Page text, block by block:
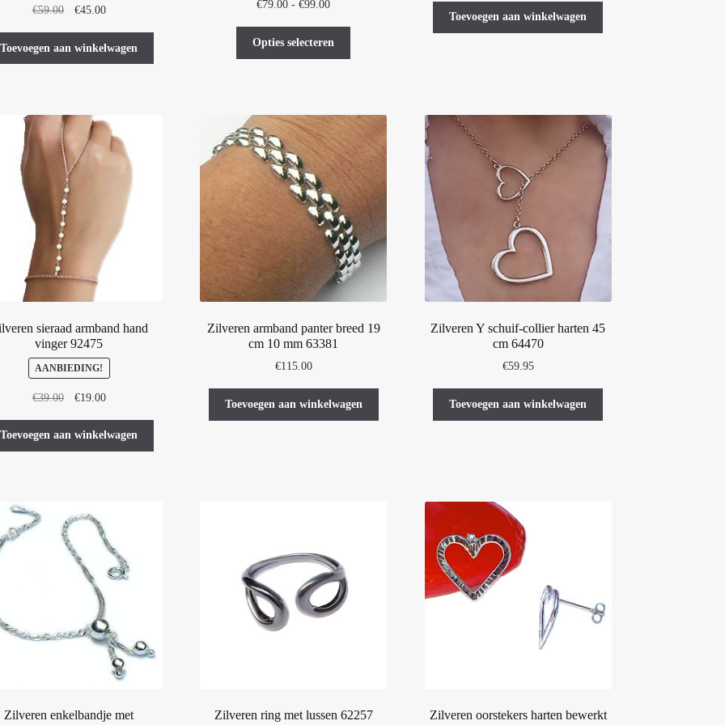
€59.00
Oorspronkelijke
was:
€59.00.
€45.00Huidige
is:
€45.00.
Toevoegen aan winkelwagen
€79.00 - €99.00Prijsklasse:
tot
€99.00
Opties selecteren
Deze
optie
kan
gekozen
worden
op
de
productpagina
Toevoegen aan winkelwagen
sieraad armband hand
vinger 92475
AANBIEDING!
€39.00
Oorspronkelijke
was:
€39.00.
€19.00Huidige
is:
€19.00.
Toevoegen aan winkelwagen
Zilveren armband panter breed 19
cm 10 mm 63381
€115.00
Toevoegen aan winkelwagen
Zilveren Y schuif-collier harten 45
cm 64470
€59.95
Toevoegen aan winkelwagen
Zilveren enkelbandje met
Zilveren ring met lussen 62257
Zilveren oorstekers harten bewerkt